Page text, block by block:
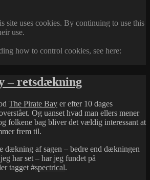
site uses cookies. By continuing to use this
use.
how to control cookies, see here:
– retsdækning
The Pirate Bay er efter 10 dages
Og uanset hvad man ellers mener
folkene bag bliver det vældig interessant at
frem til.
dækning af sagen – bedre end dækningen
har set – har jeg fundet på
tagget #spectrical.